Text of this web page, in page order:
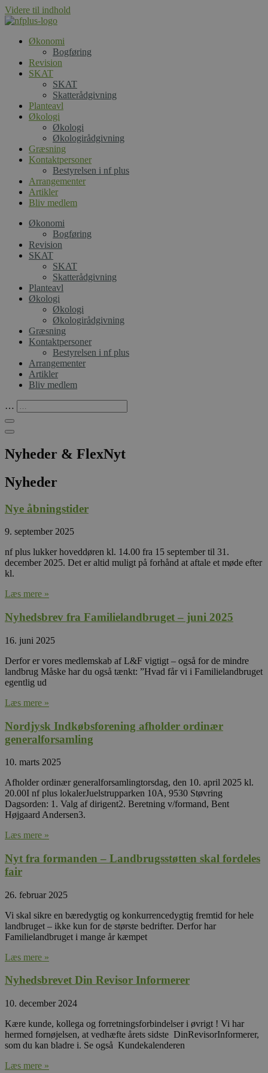
Videre til indhold
Økonomi
Bogføring
Revision
SKAT
SKAT
Skatterådgivning
Planteavl
Økologi
Økologi
Økologirådgivning
Græsning
Kontaktpersoner
Bestyrelsen i nf plus
Arrangementer
Artikler
Bliv medlem
Økonomi
Bogføring
Revision
SKAT
SKAT
Skatterådgivning
Planteavl
Økologi
Økologi
Økologirådgivning
Græsning
Kontaktpersoner
Bestyrelsen i nf plus
Arrangementer
Artikler
Bliv medlem
…
Nyheder & FlexNyt
Nyheder
Nye åbningstider
9. september 2025
nf plus lukker hoveddøren kl. 14.00 fra 15 september til 31.
december 2025. Det er altid muligt på forhånd at aftale et møde efter
kl.
Læs mere »
Nyhedsbrev fra Familielandbruget – juni 2025
16. juni 2025
Derfor er vores medlemskab af L&F vigtigt – også for de mindre
landbrug Måske har du også tænkt: ”Hvad får vi i Familielandbruget
egentlig ud
Læs mere »
Nordjysk Indkøbsforening afholder ordinær
generalforsamling
10. marts 2025
Afholder ordinær generalforsamlingtorsdag, den 10. april 2025 kl.
20.00I nf plus lokalerJuelstrupparken 10A, 9530 Støvring
Dagsorden: 1. Valg af dirigent2. Beretning v/formand, Bent
Højgaard Andersen3.
Læs mere »
Nyt fra formanden – Landbrugsstøtten skal fordeles
fair
26. februar 2025
Vi skal sikre en bæredygtig og konkurrencedygtig fremtid for hele
landbruget – ikke kun for de største bedrifter. Derfor har
Familielandbruget i mange år kæmpet
Læs mere »
Nyhedsbrevet Din Revisor Informerer
10. december 2024
Kære kunde, kollega og forretningsforbindelser i øvrigt ! Vi har
hermed fornøjelsen, at vedhæfte årets sidste DinRevisorInformerer,
som du kan bladre i. Se også Kundekalenderen
Læs mere »